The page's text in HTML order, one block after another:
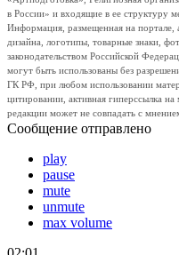
в России» и входящие в ее структуру
Информация, размещенная на портале,
дизайна, логотипы, товарные знаки,
законодательством Российской
могут быть использованы без
ГК РФ, при любом использовании
цитировании, активная гиперссылка
редакции может не совпадать с
Сообщение отправлено
play
pause
mute
unmute
max volume